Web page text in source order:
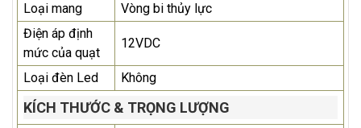
Loại mang
Vòng bi thủy lực
Điện áp định
mức của quạt
12VDC
Loại đèn Led Không
KÍCH THƯỚC & TRỌNG LƯỢNG